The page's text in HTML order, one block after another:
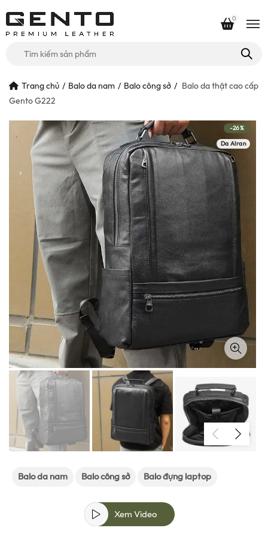
cho:
0
Trang chủ Balo da nam Balo công sở
Balo da thật cao cấp
Gento G222
-26%
Da Alran
Balo da nam Balo công sở Balo đựng laptop
Xem Video